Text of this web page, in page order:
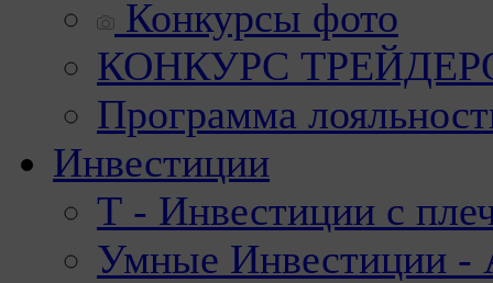
Конкурсы фото
КОНКУРС
Программа
Инвестиции
Т - Инвестиции с
Умные Инвестиции -